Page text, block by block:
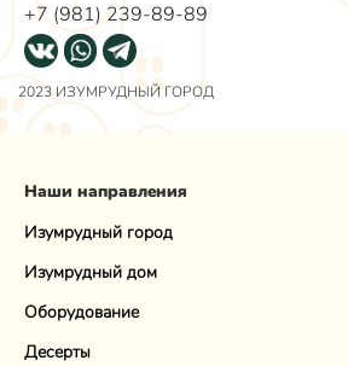
+7 (981) 239-89-89
2023 ИЗУМРУДНЫЙ ГОРОД
Наши направления
Изумрудный город
Изумрудный дом
Оборудование
Десерты